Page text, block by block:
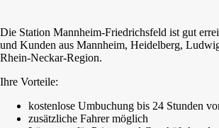
Die Station Mannheim-Friedrichsfeld ist gut
und Kunden aus Mannheim, Heidelberg,
Rhein-Neckar-Region.
Ihre Vorteile:
kostenlose Umbuchung bis 24 Stunden
zusätzliche Fahrer möglich